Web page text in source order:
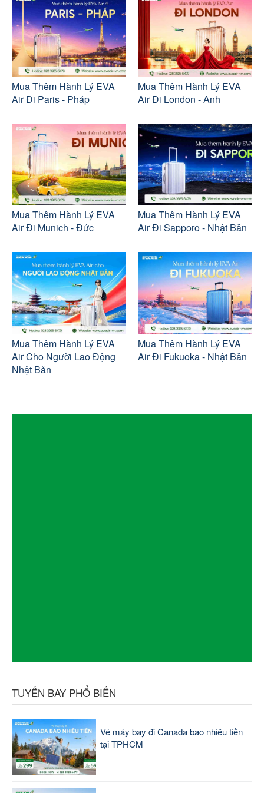
Mua Thêm Hành Lý EVA
Air Đi Paris - Pháp
Mua Thêm Hành Lý EVA
Air Đi London - Anh
Mua Thêm Hành Lý EVA
Air Đi Munich - Đức
Mua Thêm Hành Lý EVA
Air Đi Sapporo - Nhật Bản
Mua Thêm Hành Lý EVA
Air Cho Người Lao Động
Nhật Bản
Mua Thêm Hành Lý EVA
Air Đi Fukuoka - Nhật Bản
TUYẾN BAY PHỔ BIẾN
Vé máy bay đi Canada bao nhiêu tiền
tại TPHCM